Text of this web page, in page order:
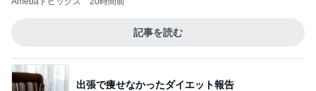
記事を読む
出張で痩せなかったダイエット報告